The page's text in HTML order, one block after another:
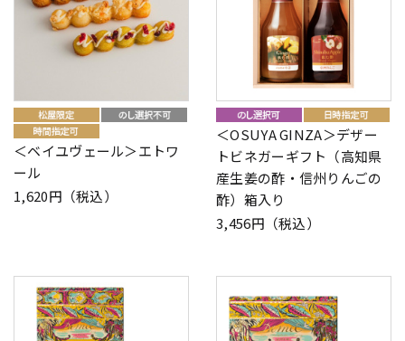
＜ベイユヴェール＞エトワ
ール
1,620円（税込）
＜OSUYA GINZA＞デザー
トビネガーギフト（高知県
産生姜の酢・信州りんごの
酢）箱入り
3,456円（税込）